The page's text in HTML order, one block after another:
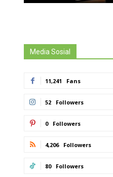
Media Sosial
11,241 Fans
52 Followers
0 Followers
4,206 Followers
80 Followers